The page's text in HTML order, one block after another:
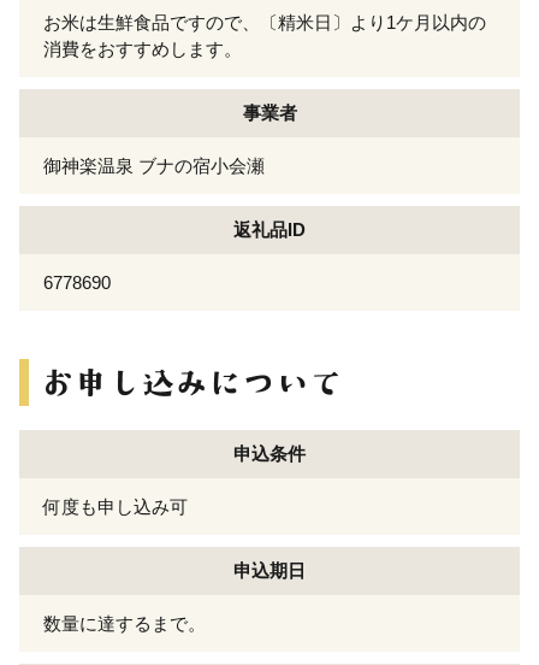
お米は生鮮食品ですので、〔精米日〕より1ケ月以内の
消費をおすすめします。
事業者
御神楽温泉 ブナの宿小会瀬
返礼品ID
6778690
申込条件
何度も申し込み可
申込期日
数量に達するまで。